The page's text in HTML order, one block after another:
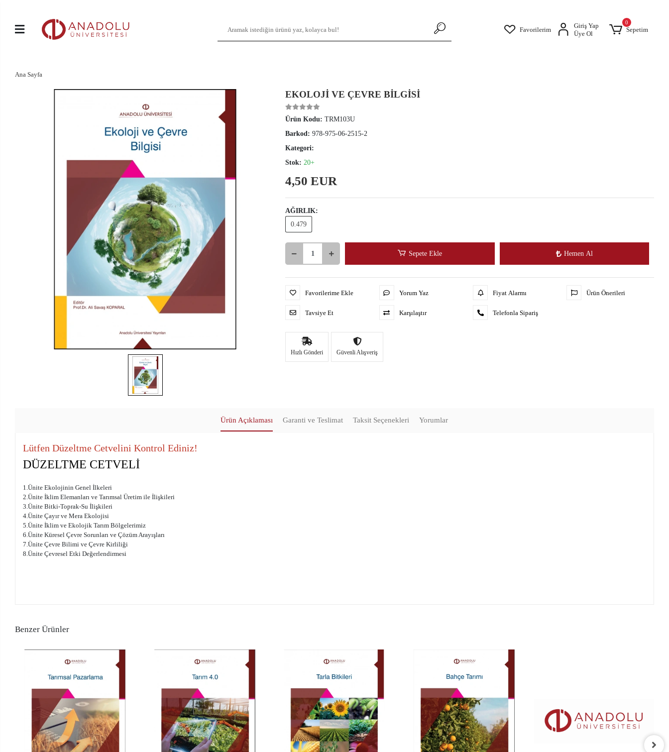
Favorilerim
Giriş Yap
Üye Ol
0
Sepetim
Ana Sayfa
EKOLOJİ VE ÇEVRE BİLGİSİ
Ürün Kodu:TRM103U
Barkod:978-975-06-2515-2
Kategori:
Stok:20+
4,50 EUR
AĞIRLIK:
0.479
Sepete Ekle Hemen Al
Favorilerime Ekle
Tavsiye Et
Yorum Yaz
Karşılaştır
Fiyat Alarmı
Telefonla Sipariş
Ürün Önerileri
Hızlı Gönderi Güvenli Alışveriş
Ürün Açıklaması Garanti ve Teslimat Taksit Seçenekleri Yorumlar
Lütfen Düzeltme Cetvelini Kontrol Ediniz!
DÜZELTME CETVELİ
1.Ünite Ekolojinin Genel İlkeleri
2.Ünite İklim Elemanları ve Tarımsal Üretim ile İlişkileri
3.Ünite Bitki-Toprak-Su İlişkileri
4.Ünite Çayır ve Mera Ekolojisi
5.Ünite İklim ve Ekolojik Tarım Bölgelerimiz
6.Ünite Küresel Çevre Sorunları ve Çözüm Arayışları
7.Ünite Çevre Bilimi ve Çevre Kirliliği
8.Ünite Çevresel Etki Değerlendirmesi
Benzer Ürünler